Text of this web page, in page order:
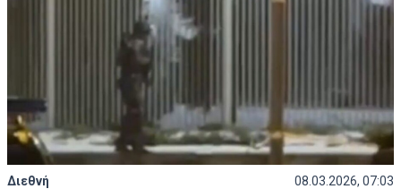
Διεθνή 08.03.2026, 07:03